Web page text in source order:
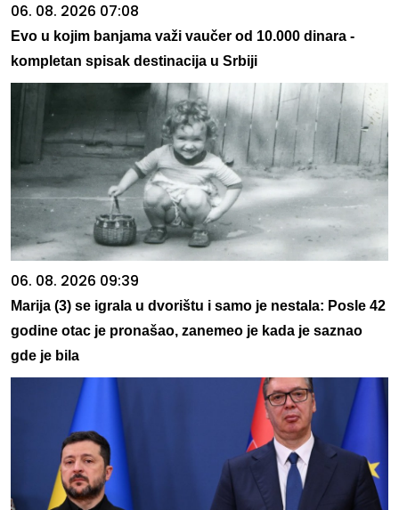
06. 08. 2026 07:08
Evo u kojim banjama važi vaučer od 10.000 dinara -
kompletan spisak destinacija u Srbiji
06. 08. 2026 09:39
Marija (3) se igrala u dvorištu i samo je nestala: Posle 42
godine otac je pronašao, zanemeo je kada je saznao
gde je bila